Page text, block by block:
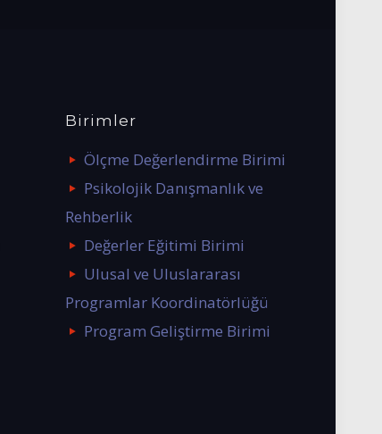
Birimler
Ölçme Değerlendirme Birimi
Psikolojik Danışmanlık ve
Rehberlik
Değerler Eğitimi Birimi
Ulusal ve Uluslararası
Programlar Koordinatörlüğü
Program Geliştirme Birimi